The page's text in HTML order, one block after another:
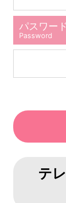
パスワード
Password
テ